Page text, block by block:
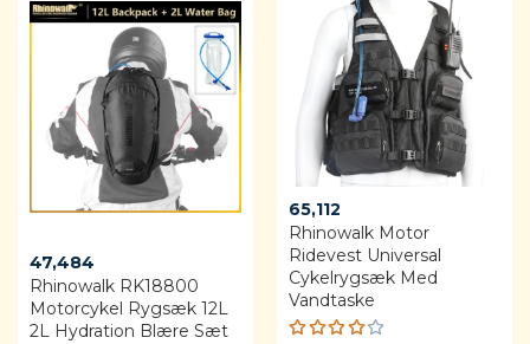
47,484
Rhinowalk RK18800
Motorcykel Rygsæk 12L
2L Hydration Blære Sæt
65,112
Rhinowalk Motor
Ridevest Universal
Cykelrygsæk Med
Vandtaske